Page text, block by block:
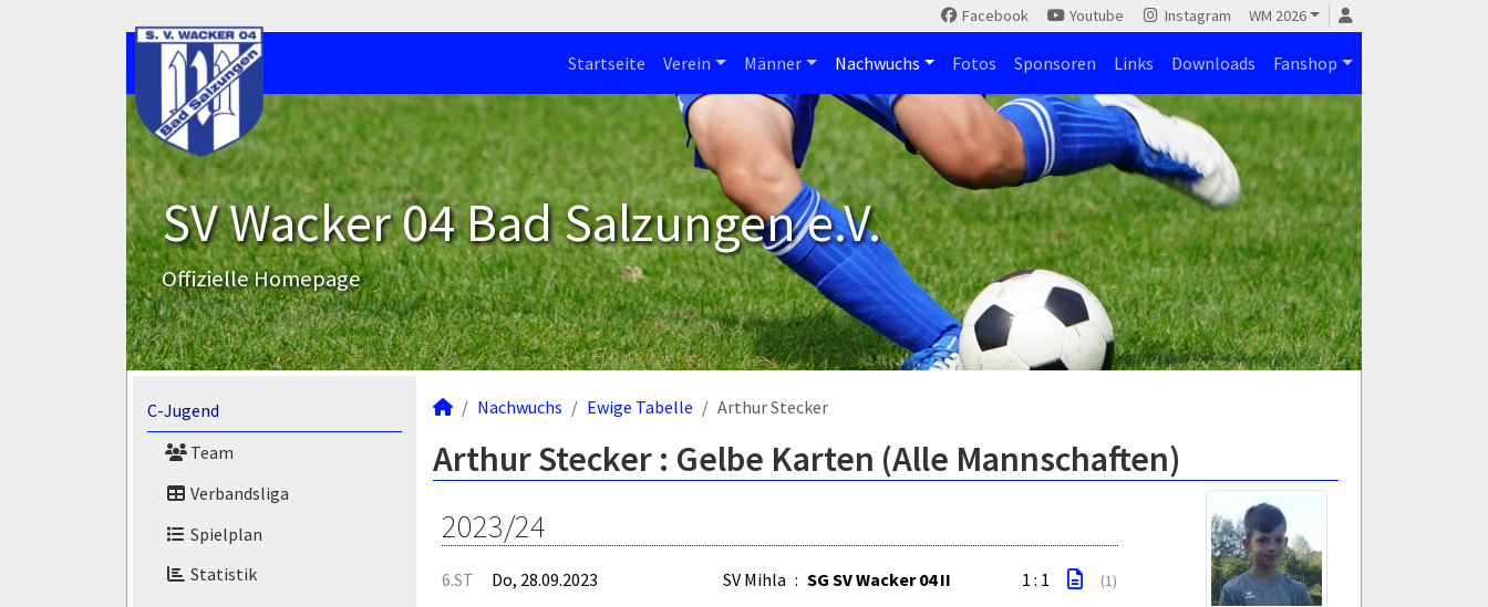
Facebook Youtube Instagram WM 2026
Startseite Verein Männer Nachwuchs Fotos Sponsoren Links Downloads Fanshop
SV Wacker 04 Bad Salzungen e.V.
Offizielle Homepage
C-Jugend
Team
Verbandsliga
Spielplan
Statistik
Nachwuchs Ewige Tabelle Arthur Stecker
Arthur Stecker : Gelbe Karten (Alle Mannschaften)
2023/24
6.ST Do, 28.09.2023 SV Mihla : SG SV Wacker 04 II 1 : 1 (1)